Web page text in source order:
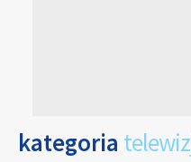
kategoria